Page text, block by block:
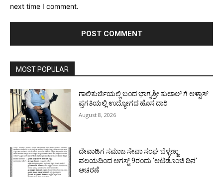
next time I comment.
MOST POPULAR
ಗಾಲಿಕುರ್ಚಿಯಲ್ಲಿ ಬಂದ ಭಾಗ್ಯಶ್ರೀ ಕುಲಾಲ್ ಗೆ ಆಳ್ವಾಸ್
ಪ್ರಗತಿಯಲ್ಲಿ ಉದ್ಯೋಗದ ಹೊಸ ದಾರಿ
August 8, 2026
ದೇವಾಡಿಗ ಸಮಾಜ ಸೇವಾ ಸಂಘ ಬೆಳ್ಳಣ್ಣು
ವಲಯದಿಂದ ಆಗಸ್ಟ್ 9ರಂದು ‘ಆಟಿಡೊಂಜಿ ದಿನ’
ಆಚರಣೆ